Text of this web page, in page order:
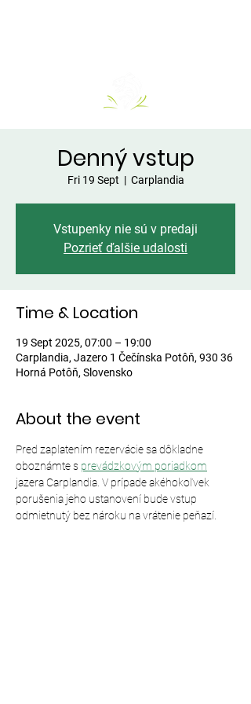
Denný vstup
Fri 19 Sept
  |
Carplandia
Vstupenky nie sú v predaji
Pozrieť ďalšie udalosti
Time & Location
19 Sept 2025, 07:00 – 19:00
Carplandia, Jazero 1 Čečínska Potôň, 930 36
Horná Potôň, Slovensko
About the event
Pred zaplatením rezervácie sa dôkladne
oboznámte s prevádzkovým poriadkom
jazera Carplandia. V prípade akéhokoľvek
porušenia jeho ustanovení bude vstup
odmietnutý bez nároku na vrátenie peňazí.